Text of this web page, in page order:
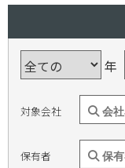
年
対象会社
保有者